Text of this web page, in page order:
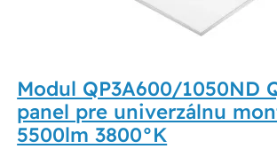
Modul QP3A600/1050ND
panel pre univerzálnu
5500lm 3800°K